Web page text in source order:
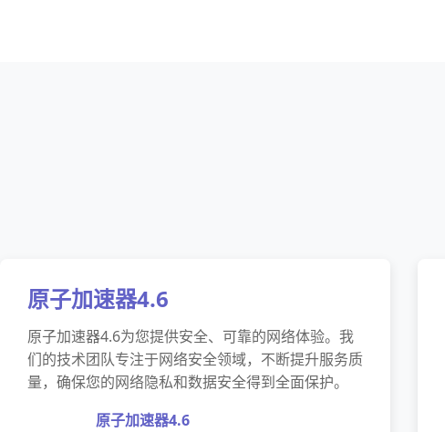
原子加速器4.6
原子加速器4.6为您提供安全、可靠的网络体验。我
们的技术团队专注于网络安全领域，不断提升服务质
量，确保您的网络隐私和数据安全得到全面保护。
原子加速器4.6